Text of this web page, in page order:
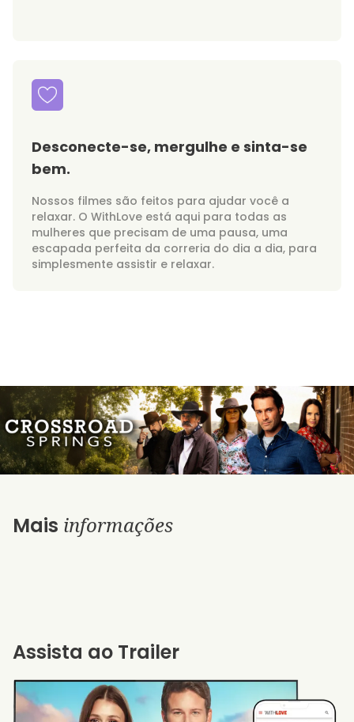
Desconecte-se, mergulhe e sinta-se
bem.
Nossos filmes são feitos para ajudar você a
relaxar. O WithLove está aqui para todas as
mulheres que precisam de uma pausa, uma
escapada perfeita da correria do dia a dia, para
simplesmente assistir e relaxar.
Mais informações
Assista ao Trailer